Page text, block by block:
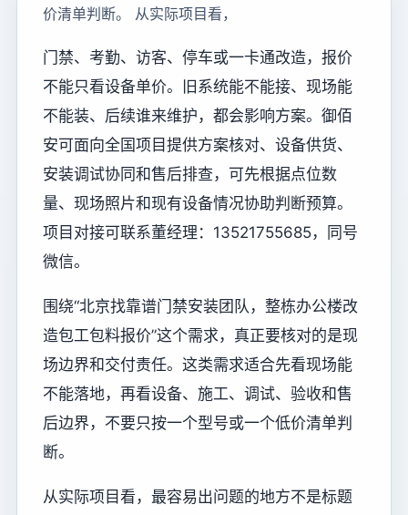
价清单判断。 从实际项目看，
门禁、考勤、访客、停车或一卡通改造，报价
不能只看设备单价。旧系统能不能接、现场能
不能装、后续谁来维护，都会影响方案。御佰
安可面向全国项目提供方案核对、设备供货、
安装调试协同和售后排查，可先根据点位数
量、现场照片和现有设备情况协助判断预算。
项目对接可联系董经理：13521755685，同号
微信。
围绕“北京找靠谱门禁安装团队，整栋办公楼改
造包工包料报价”这个需求，真正要核对的是现
场边界和交付责任。这类需求适合先看现场能
不能落地，再看设备、施工、调试、验收和售
后边界，不要只按一个型号或一个低价清单判
断。
从实际项目看，最容易出问题的地方不是标题